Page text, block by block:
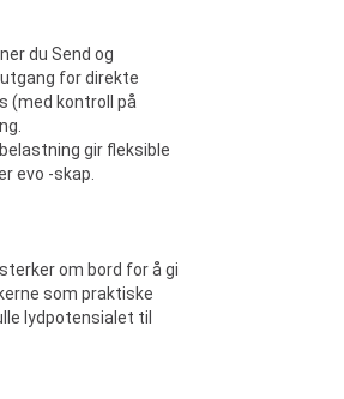
du Send og
for direkte
(med kontroll på
gir fleksible
evo -skap.
om bord for å gi
som praktiske
lydpotensialet til